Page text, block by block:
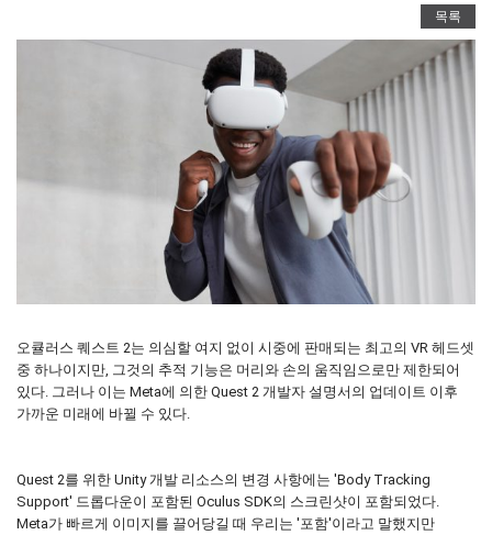
목록
오큘러스 퀘스트 2는 의심할 여지 없이 시중에 판매되는 최고의 VR 헤드셋
중 하나이지만, 그것의 추적 기능은 머리와 손의 움직임으로만 제한되어
있다. 그러나 이는 Meta에 의한 Quest 2 개발자 설명서의 업데이트 이후
가까운 미래에 바뀔 수 있다.
Quest 2를 위한 Unity 개발 리소스의 변경 사항에는 'Body Tracking
Support' 드롭다운이 포함된 Oculus SDK의 스크린샷이 포함되었다.
Meta가 빠르게 이미지를 끌어당길 때 우리는 '포함'이라고 말했지만